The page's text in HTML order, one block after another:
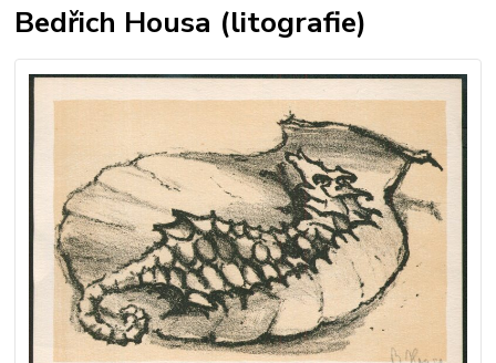
Bedřich Housa (litografie)